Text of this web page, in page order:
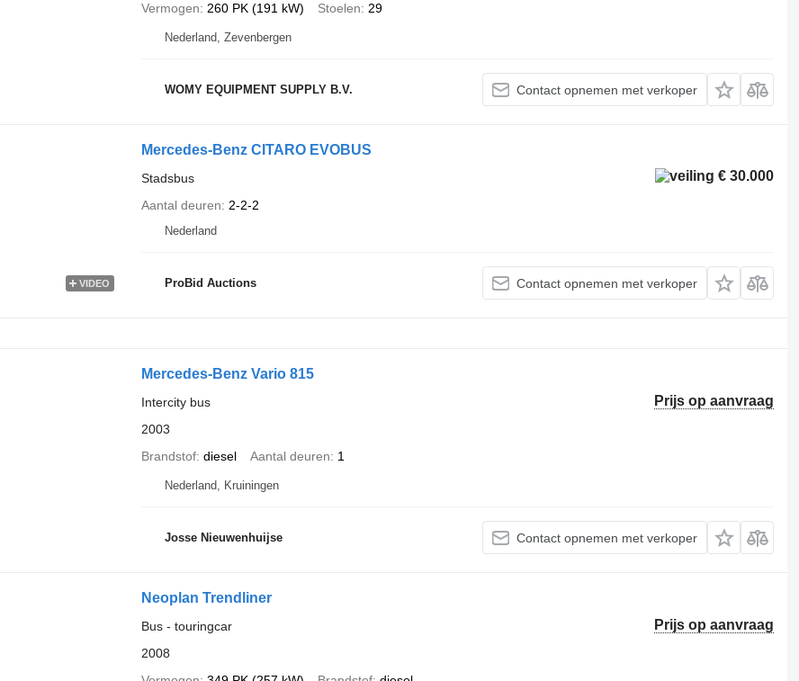
Vermogen 260 PK (191 kW) Stoelen 29
Nederland, Zevenbergen
WOMY EQUIPMENT SUPPLY B.V. Contact opnemen met verkoper
VIDEO
Mercedes-Benz CITARO EVOBUS
€ 30.000
Stadsbus
Aantal deuren 2-2-2
Nederland
ProBid Auctions Contact opnemen met verkoper
Mercedes-Benz Vario 815
Prijs op aanvraag
Intercity bus
2003
Brandstof diesel Aantal deuren 1
Nederland, Kruiningen
Josse Nieuwenhuijse Contact opnemen met verkoper
Neoplan Trendliner
Prijs op aanvraag
Bus - touringcar
2008